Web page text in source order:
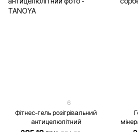
6
Фітнес-гель розігрівальний
антицелюлітний